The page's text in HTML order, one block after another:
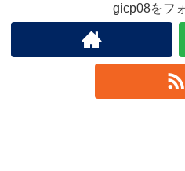
gicp08をフ